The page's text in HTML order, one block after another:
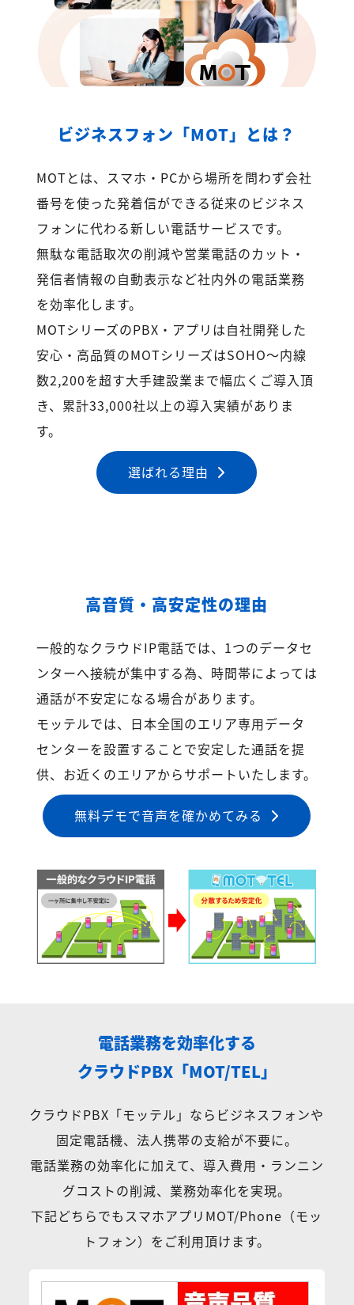
ビジネスフォン「MOT」とは？
MOTとは、スマホ・PCから場所を問わず会社
番号を使った発着信ができる従来のビジネス
フォンに代わる新しい電話サービスです。
無駄な電話取次の削減や営業電話のカット・
発信者情報の自動表示など社内外の電話業務
を効率化します。
MOTシリーズのPBX・アプリは自社開発した
安心・高品質のMOTシリーズはSOHO～内線
数2,200を超す大手建設業まで幅広くご導入頂
き、累計33,000社以上の導入実績がありま
す。
選ばれる理由
高音質・高安定性の理由
一般的なクラウドIP電話では、1つのデータセ
ンターへ接続が集中する為、時間帯によっては
通話が不安定になる場合があります。
モッテルでは、日本全国のエリア専用データ
センターを設置することで安定した通話を提
供、お近くのエリアからサポートいたします。
無料デモで音声を確かめてみる
電話業務を効率化する
クラウドPBX「MOT/TEL」
クラウドPBX「モッテル」ならビジネスフォンや
固定電話機、法人携帯の支給が不要に。
電話業務の効率化に加えて、導入費用・ランニン
グコストの削減、業務効率化を実現。
下記どちらでもスマホアプリMOT/Phone（モッ
トフォン）をご利用頂けます。